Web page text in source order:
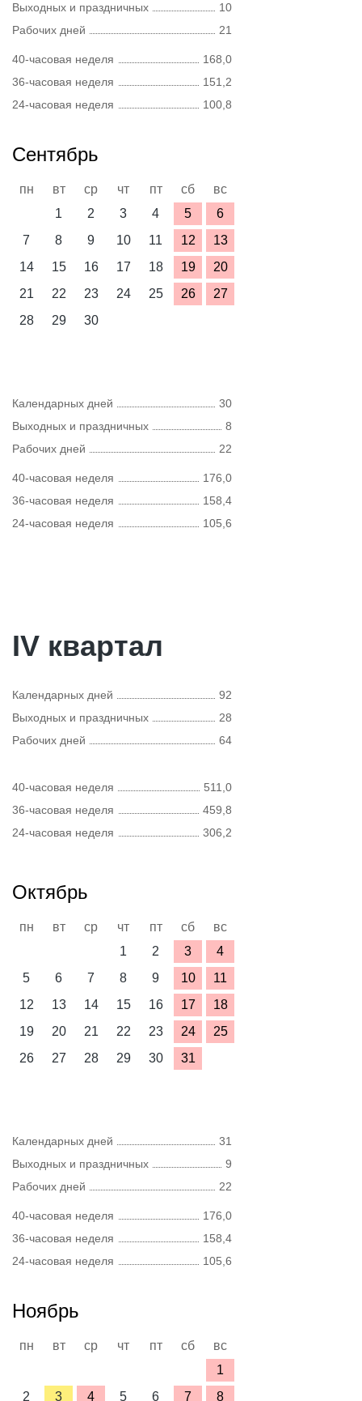
Выходных и праздничных
10
Рабочих дней
21
40-часовая неделя
168,0
36-часовая неделя
151,2
24-часовая неделя
100,8
Сентябрь
пн вт ср чт пт сб
вс
1
2 3 4 5
6
7
8 9 10 11 12
13
14
15 16 17 18 19
20
21
22 23 24 25 26
27
28
29 30
Календарных дней
30
Выходных и праздничных
8
Рабочих дней
22
40-часовая неделя
176,0
36-часовая неделя
158,4
24-часовая неделя
105,6
IV квартал
Календарных дней
92
Выходных и праздничных
28
Рабочих дней
64
40-часовая неделя
511,0
36-часовая неделя
459,8
24-часовая неделя
306,2
Октябрь
пн вт ср чт пт сб
вс
1
2 3
4
5
6 7 8 9 10
11
12
13 14 15 16 17
18
19
20 21 22 23 24
25
26
27 28 29 30 31
Календарных дней
31
Выходных и праздничных
9
Рабочих дней
22
40-часовая неделя
176,0
36-часовая неделя
158,4
24-часовая неделя
105,6
Ноябрь
пн вт ср чт пт сб
вс
1
2
3 4 5 6 7 8